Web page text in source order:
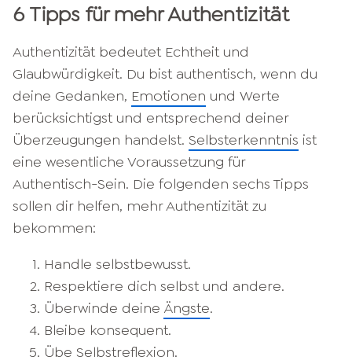
6 Tipps für mehr Authentizität
Authentizität bedeutet Echtheit und
Glaubwürdigkeit. Du bist authentisch, wenn du
deine Gedanken, Emotionen und Werte
berücksichtigst und entsprechend deiner
Überzeugungen handelst. Selbsterkenntnis ist
eine wesentliche Voraussetzung für
Authentisch-Sein. Die folgenden sechs Tipps
sollen dir helfen, mehr Authentizität zu
bekommen:
Handle selbstbewusst.
Respektiere dich selbst und andere.
Überwinde deine Ängste.
Bleibe konsequent.
Übe Selbstreflexion.